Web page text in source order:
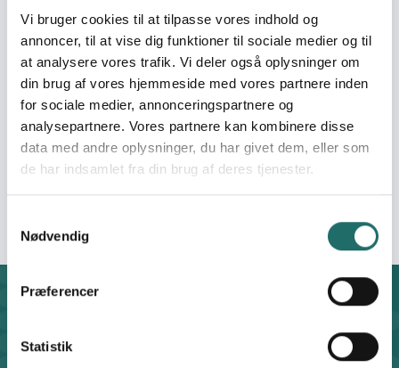
Vi bruger cookies til at tilpasse vores indhold og
annoncer, til at vise dig funktioner til sociale medier og til
at analysere vores trafik. Vi deler også oplysninger om
din brug af vores hjemmeside med vores partnere inden
for sociale medier, annonceringspartnere og
analysepartnere. Vores partnere kan kombinere disse
data med andre oplysninger, du har givet dem, eller som
de har indsamlet fra din brug af deres tjenester.
Nødvendig
Præferencer
Statistik
Beviliget beløb: 16.334,- DKK
Organisation: Sex & Samfund
Pulje: Civilsamfundspuljen
Klosterport 4x, 8000 Aarhus